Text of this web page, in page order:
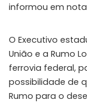
informou em
O Executivo
União e a Rumo
ferrovia federal,
possibilidade de
Rumo para o